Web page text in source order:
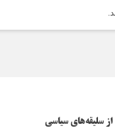
از سلیقه‌های سیاسی